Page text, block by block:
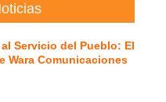
Servicio del Pueblo: El
Wara Comunicaciones